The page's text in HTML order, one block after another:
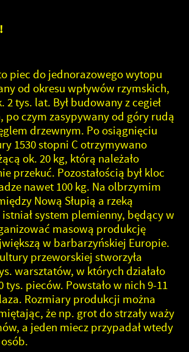
piec do jednorazowego wytopu
od okresu wpływów rzymskich,
2 tys. lat. Był budowany z cegieł
po czym zasypywany od góry rudą
drzewnym. Po osiągnięciu
1530 stopni C otrzymywano
ok. 20 kg, którą należało
przekuć. Pozostałością był kloc
nawet 100 kg. Na olbrzymim
Nową Słupią a rzeką
system plemienny, będący w
masową produkcję
w barbarzyńskiej Europie.
przeworskiej stworzyła
warsztatów, w których działało
tys. pieców. Powstało w nich 9-11
Rozmiary produkcji można
że np. grot do strzały waży
a jeden miecz przypadał wtedy